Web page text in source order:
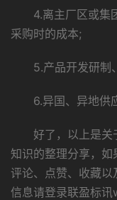
4.离主厂区或集团
采购时的成本;
5.产品开发研制、
6.异国、异地供应
好了，以上是关于
知识的整理分享，
评论、点赞、收藏
信息请登录联盈标